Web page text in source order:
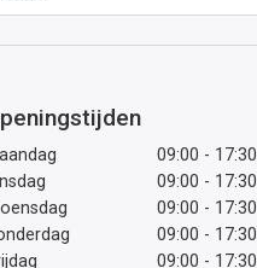
09:00 - 17:30
09:00 - 17:30
09:00 - 17:30
09:00 - 17:30
09:00 - 17:30